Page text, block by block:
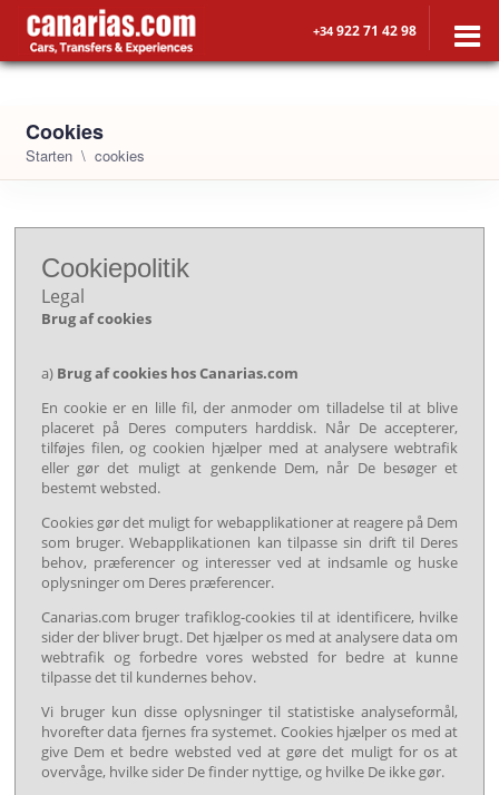
+34922 71 42 98
Cookies
Starten cookies
Cookiepolitik
Legal
Brug af cookies
a) Brug af cookies hos Canarias.com
En cookie er en lille fil, der anmoder om tilladelse til at blive
placeret på Deres computers harddisk. Når De accepterer,
tilføjes filen, og cookien hjælper med at analysere webtrafik
eller gør det muligt at genkende Dem, når De besøger et
bestemt websted.
Cookies gør det muligt for webapplikationer at reagere på Dem
som bruger. Webapplikationen kan tilpasse sin drift til Deres
behov, præferencer og interesser ved at indsamle og huske
oplysninger om Deres præferencer.
Canarias.com bruger trafiklog-cookies til at identificere, hvilke
sider der bliver brugt. Det hjælper os med at analysere data om
webtrafik og forbedre vores websted for bedre at kunne
tilpasse det til kundernes behov.
Vi bruger kun disse oplysninger til statistiske analyseformål,
hvorefter data fjernes fra systemet. Cookies hjælper os med at
give Dem et bedre websted ved at gøre det muligt for os at
overvåge, hvilke sider De finder nyttige, og hvilke De ikke gør.